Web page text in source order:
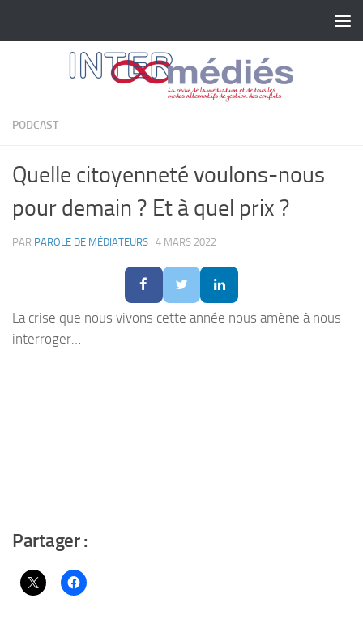
PODCAST
Quelle citoyenneté voulons-nous
pour demain ? Et à quel prix ?
PAR PAROLE DE MÉDIATEURS · 4 MARS 2022
La crise que nous vivons cette année nous amène à nous
interroger…
Partager :